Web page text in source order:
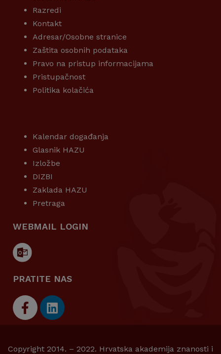
Razredi
Kontakt
Adresar/Osobne stranice
Zaštita osobnih podataka
Pravo na pristup informacijama
Pristupačnost
Politika kolačića
Kalendar događanja
Glasnik HAZU
Izložbe
DIZBI
Zaklada HAZU
Pretraga
WEBMAIL LOGIN
PRATITE NAS
Copyright 2014. – 2022. Hrvatska akademija znanosti i